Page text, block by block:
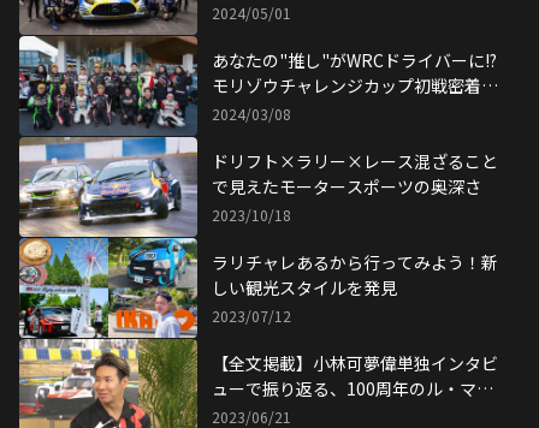
2024/05/01
あなたの"推し"がWRCドライバーに!?
モリゾウチャレンジカップ初戦密着レ
ポート！
2024/03/08
ドリフト×ラリー×レース混ざること
で見えたモータースポーツの奥深さ
2023/10/18
ラリチャレあるから行ってみよう！新
しい観光スタイルを発見
2023/07/12
【全文掲載】小林可夢偉単独インタビ
ューで振り返る、100周年のル・マ
ン！
2023/06/21